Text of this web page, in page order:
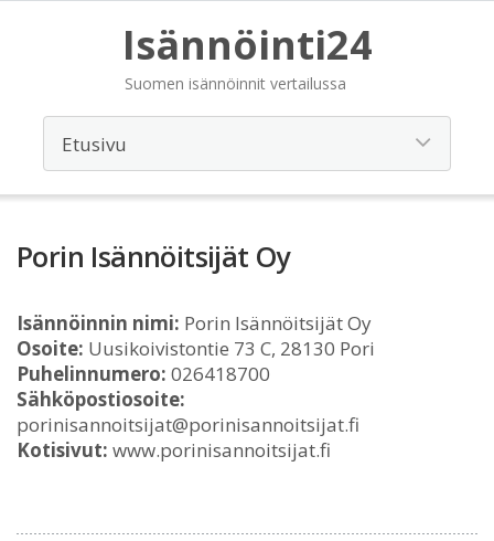
Isännöinti24
Suomen isännöinnit vertailussa
Porin Isännöitsijät Oy
Isännöinnin nimi: Porin Isännöitsijät Oy
Osoite: Uusikoivistontie 73 C, 28130 Pori
Puhelinnumero: 026418700
Sähköpostiosoite:
porinisannoitsijat@porinisannoitsijat.fi
Kotisivut: www.porinisannoitsijat.fi